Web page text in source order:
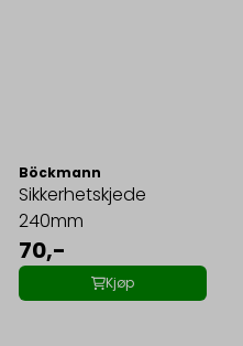
Böckmann
Sikkerhetskjede
240mm
70,-
Kjøp